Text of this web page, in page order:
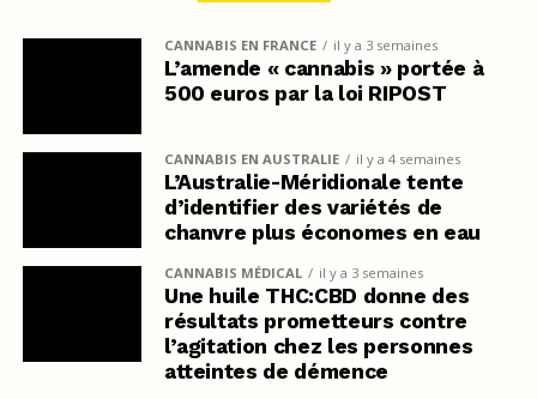
CANNABIS EN FRANCE il y a 3 semaines
L’amende « cannabis » portée à
500 euros par la loi RIPOST
CANNABIS EN AUSTRALIE il y a 4 semaines
L’Australie-Méridionale tente
d’identifier des variétés de
chanvre plus économes en eau
CANNABIS MÉDICAL il y a 3 semaines
Une huile THC:CBD donne des
résultats prometteurs contre
l’agitation chez les personnes
atteintes de démence